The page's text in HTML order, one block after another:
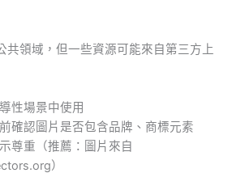
共領域，但一些資源可能來自第三方上
性場景中使用
確認圖片是否包含品牌、商標元素
尊重（推薦：圖片來自
）